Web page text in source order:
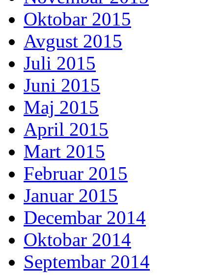
Oktobar 2015
Avgust 2015
Juli 2015
Juni 2015
Maj 2015
April 2015
Mart 2015
Februar 2015
Januar 2015
Decembar 2014
Oktobar 2014
Septembar 2014